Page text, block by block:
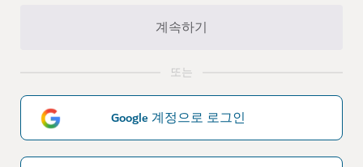
계속하기
또는
Google 계정으로 로그인